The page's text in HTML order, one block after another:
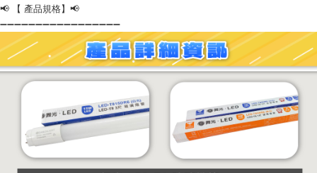
📢 【 產品規格】📢
➖➖➖➖➖➖➖➖➖➖➖➖➖➖➖➖➖